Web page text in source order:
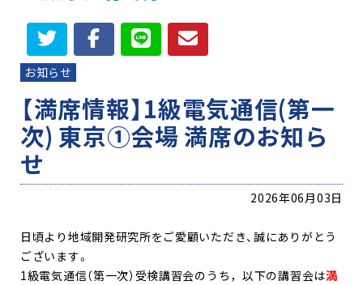
お知らせ
【満席情報】1級電気通信(第一
次) 東京①会場 満席のお知ら
せ
2026年06月03日
日頃より地域開発研究所をご愛顧いただき、誠にありがとう
ございます。
1級電気通信（第一次）受検講習会のうち，以下の講習会は満